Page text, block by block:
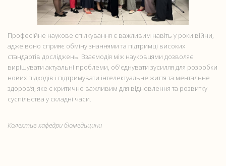
Професійне наукове спілкування є важливим навіть у роки війни,
адже воно сприяє обміну знаннями та підтримці високих
стандартів досліджень. Взаємодія між науковцями дозволяє
вирішувати актуальні проблеми, об'єднувати зусилля для розробки
нових підходів і підтримувати інтелектуальне життя та ментальне
здоров’я, яке є критично важливим для відновлення та розвитку
суспільства у складні часи.
Колектив кафедри біомедицини